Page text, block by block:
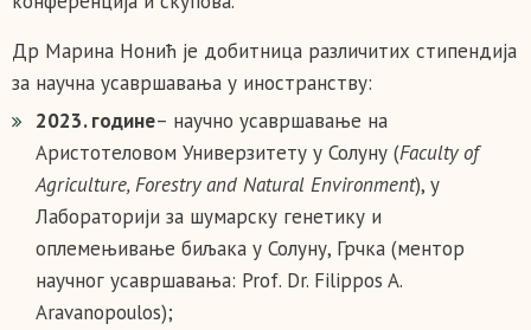
Др Марина Нонић је добитница различитих стипендија
за научна усавршавања у иностранству:
2023. године– научно усавршавање на
Аристотеловом Универзитету у Солуну (Faculty of
Agriculture, Forestry and Natural Environment), у
Лабораторији за шумарску генетику и
оплемењивање биљака у Солуну, Грчка (ментор
научног усавршавања: Prof. Dr. Filippos A.
Aravanopoulos);